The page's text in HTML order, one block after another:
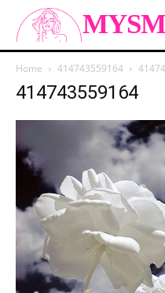
Home 414743559164
414743559164